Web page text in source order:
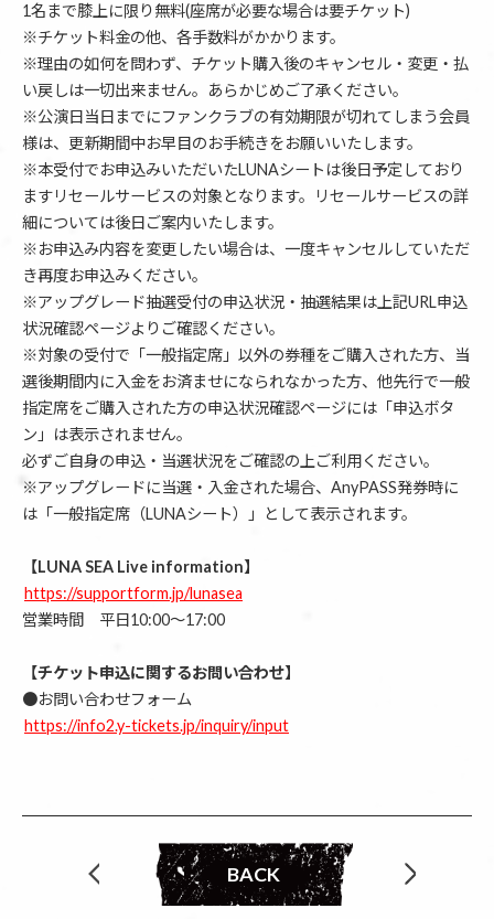
1名まで膝上に限り無料(座席が必要な場合は要チケット)
※チケット料金の他、各手数料がかかります。
※理由の如何を問わず、チケット購入後のキャンセル・変更・払
い戻しは一切出来ません。あらかじめご了承ください。
※公演日当日までにファンクラブの有効期限が切れてしまう会員
様は、更新期間中お早目のお手続きをお願いいたします。
※本受付でお申込みいただいたLUNAシートは後日予定しており
ますリセールサービスの対象となります。リセールサービスの詳
細については後日ご案内いたします。
※お申込み内容を変更したい場合は、一度キャンセルしていただ
き再度お申込みください。
※アップグレード抽選受付の申込状況・抽選結果は上記URL申込
状況確認ページよりご確認ください。
※対象の受付で「一般指定席」以外の券種をご購入された方、当
選後期間内に入金をお済ませになられなかった方、他先行で一般
指定席をご購入された方の申込状況確認ページには「申込ボタ
ン」は表示されません。
必ずご自身の申込・当選状況をご確認の上ご利用ください。
※アップグレードに当選・入金された場合、AnyPASS発券時に
は「一般指定席（LUNAシート）」として表示されます。
【LUNA SEA Live information】
https://supportform.jp/lunasea
営業時間 平日10:00〜17:00
【チケット申込に関するお問い合わせ】
●お問い合わせフォーム
https://info2.y-tickets.jp/inquiry/input
BACK